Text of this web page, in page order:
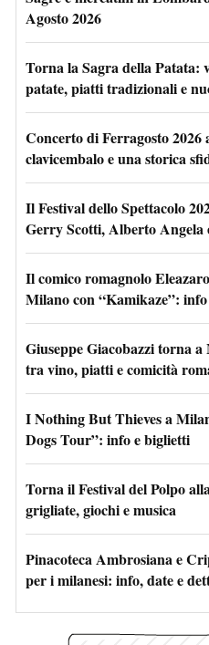
Agosto 2026
Torna la Sagra della Patata:
patate, piatti tradizionali e
Concerto di Ferragosto
clavicembalo e una storica
Il Festival dello Spettacolo
Gerry Scotti, Alberto Angela
Il comico romagnolo
Milano con “Kamikaze”:
Giuseppe Giacobazzi torna
tra vino, piatti e comicità
I Nothing But Thieves a
Dogs Tour”: info e biglietti
Torna il Festival del Polpo
grigliate, giochi e musica
Pinacoteca Ambrosiana e
per i milanesi: info, date e